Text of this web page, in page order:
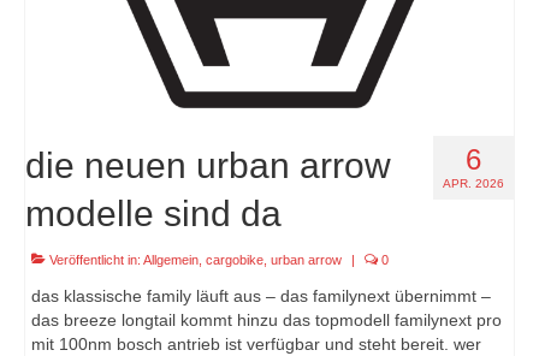
6
APR. 2026
die neuen urban arrow
modelle sind da
Veröffentlicht in: Allgemein cargobike urban arrow 0
das klassische family läuft aus – das familynext übernimmt –
das breeze longtail kommt hinzu das topmodell familynext pro
mit 100nm bosch antrieb ist verfügbar und steht bereit. wer